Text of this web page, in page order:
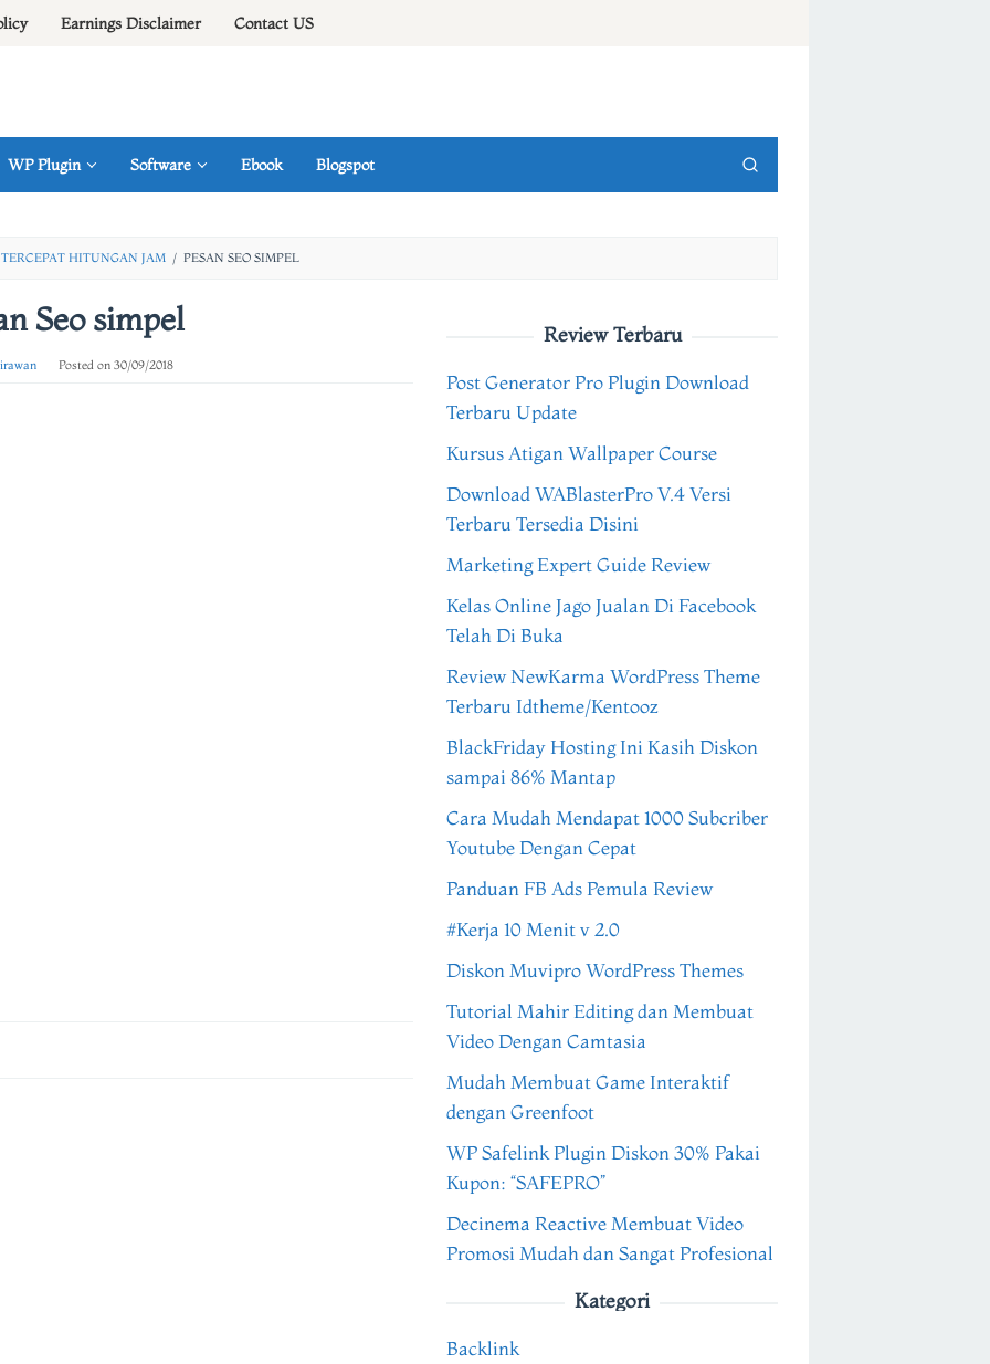
Earnings Disclaimer Contact US
WP Plugin Software Ebook Blogspot
HITUNGAN JAM / PESAN SEO SIMPEL
Seo simpel
Posted on 30/09/2018
Review Terbaru
Post Generator Pro Plugin Download
Terbaru Update
Kursus Atigan Wallpaper Course
Download WABlasterPro V.4 Versi
Terbaru Tersedia Disini
Marketing Expert Guide Review
Kelas Online Jago Jualan Di Facebook
Telah Di Buka
Review NewKarma WordPress Theme
Terbaru Idtheme/Kentooz
BlackFriday Hosting Ini Kasih Diskon
sampai 86% Mantap
Cara Mudah Mendapat 1000 Subcriber
Youtube Dengan Cepat
Panduan FB Ads Pemula Review
#Kerja 10 Menit v 2.0
Diskon Muvipro WordPress Themes
Tutorial Mahir Editing dan Membuat
Video Dengan Camtasia
Mudah Membuat Game Interaktif
dengan Greenfoot
WP Safelink Plugin Diskon 30% Pakai
Kupon: “SAFEPRO”
Decinema Reactive Membuat Video
Promosi Mudah dan Sangat Profesional
Kategori
Backlink